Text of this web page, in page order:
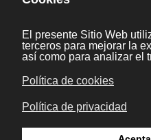
Definición:
La administración de
clientes, CRM, es
negocio centrada en
de recopilar la mayor
posible sobre los